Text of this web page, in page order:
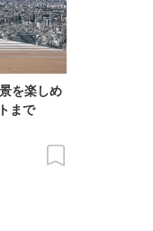
を楽しめ
まで